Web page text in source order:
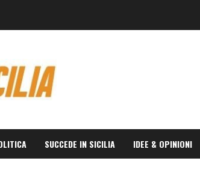
SUCCEDE IN SICILIA IDEE & OPINIONI